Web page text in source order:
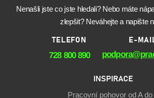
Nenašli jste co jste hledali? Nebo máte
zlepšit? Neváhejte a napište
TELEFON
728 800 890
E-
INSPIRACE
Pracovní pohovor od A do